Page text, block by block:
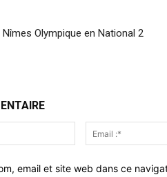
Olympique en National 2
Nom
:*
email et site web dans ce